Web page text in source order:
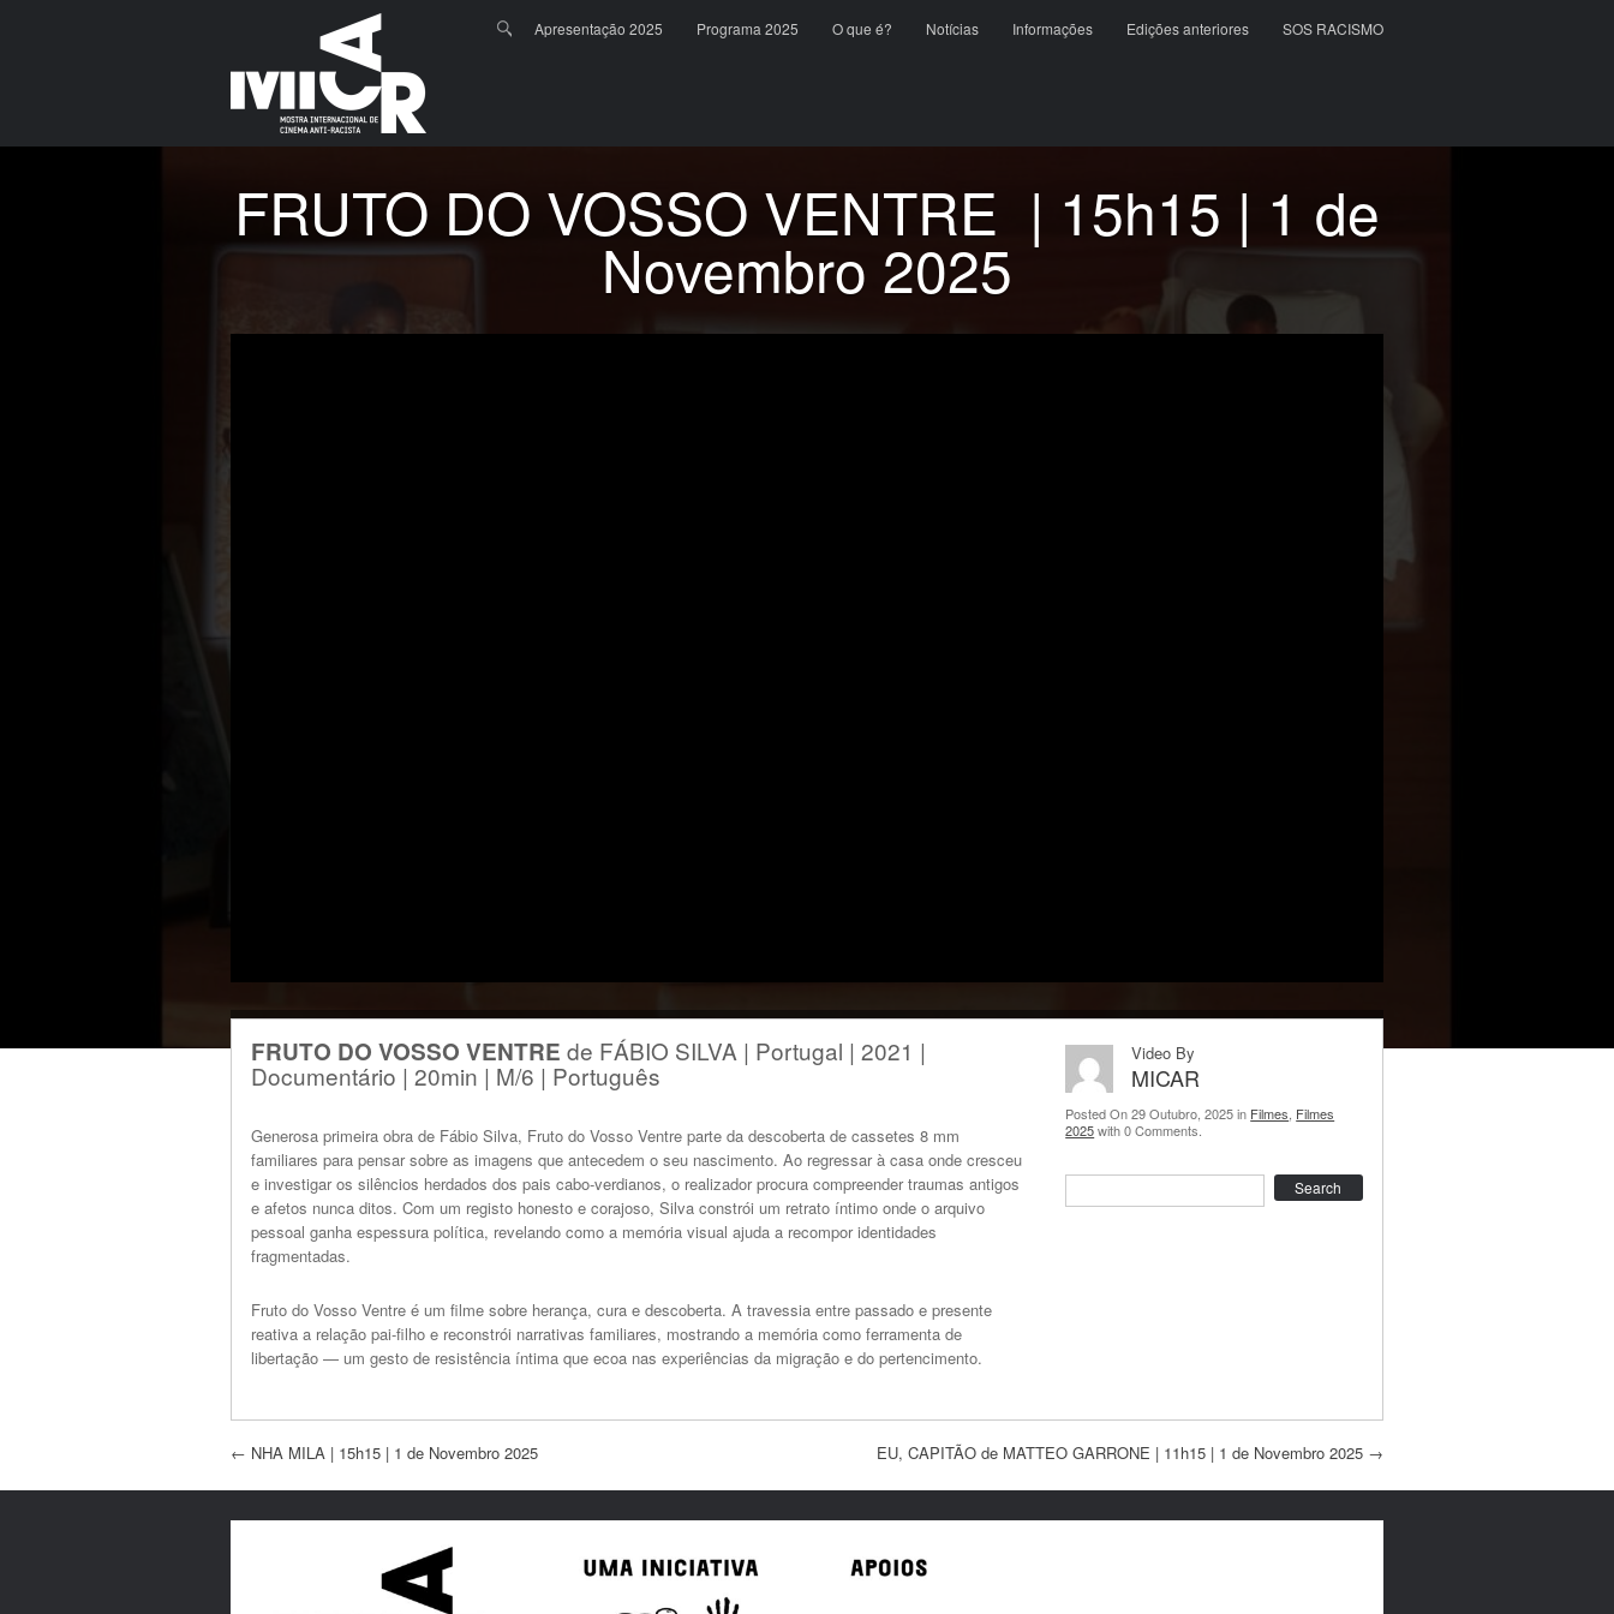
Search Apresentação 2025 Programa 2025 O que é? Notícias Informações Edições anteriores SOS RACISMO
FRUTO DO VOSSO VENTRE | 15h15 | 1 de
Novembro 2025
FRUTO DO VOSSO VENTRE de FÁBIO SILVA | Portugal | 2021 |
Documentário | 20min | M/6 | Português
Generosa primeira obra de Fábio Silva, Fruto do Vosso Ventre parte da descoberta de cassetes 8 mm
familiares para pensar sobre as imagens que antecedem o seu nascimento. Ao regressar à casa onde cresceu
e investigar os silêncios herdados dos pais cabo-verdianos, o realizador procura compreender traumas antigos
e afetos nunca ditos. Com um registo honesto e corajoso, Silva constrói um retrato íntimo onde o arquivo
pessoal ganha espessura política, revelando como a memória visual ajuda a recompor identidades
fragmentadas.
Fruto do Vosso Ventre é um filme sobre herança, cura e descoberta. A travessia entre passado e presente
reativa a relação pai-filho e reconstrói narrativas familiares, mostrando a memória como ferramenta de
libertação — um gesto de resistência íntima que ecoa nas experiências da migração e do pertencimento.
Video By
MICAR
Posted On 29 Outubro, 2025 in Filmes Filmes
2025with 0 Comments.
Post navigation
← NHA MILA | 15h15 | 1 de Novembro 2025 EU, CAPITÃO de MATTEO GARRONE | 11h15 | 1 de Novembro 2025 →